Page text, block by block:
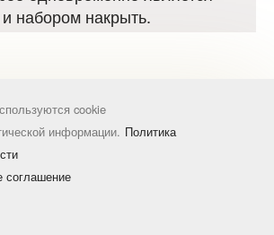
набором накрыть.
cookie
информации. Политика
соглашение